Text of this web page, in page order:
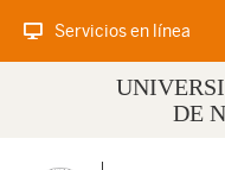
Servicios en línea
DE